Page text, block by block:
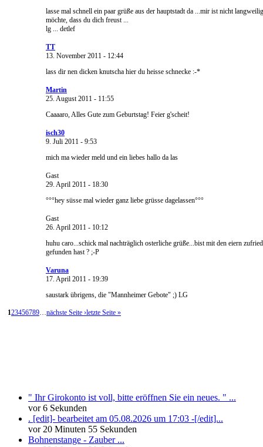
lasse mal schnell ein paar grüße aus der hauptstadt da ...mir ist nicht
möchte, dass du dich freust ...
lg ... detlef
TT
13. November 2011 - 12:44
lass dir nen dicken knutscha hier du heisse schnecke :-*
Martin
25. August 2011 - 11:55
Caaaaro, Alles Gute zum Geburtstag! Feier g'scheit!
isch30
9. Juli 2011 - 9:53
mich ma wieder meld und ein liebes hallo da las
Gast
29. April 2011 - 18:30
°°°hey süsse mal wieder ganz liebe grüsse dagelassen°°°
Gast
26. April 2011 - 10:12
huhu caro...schick mal nachträglich osterliche grüße...bist mit den eiern
gefunden hast ? ;-P
Varuna
17. April 2011 - 19:39
saustark übrigens, die "Mannheimer Gebote" ;) LG
123456789…nächste Seite ›letzte Seite »
" Ihr Girokonto ist voll, bitte eröffnen Sie ein neues. " ...
vor 6 Sekunden
. [edit]- bearbeitet am 05.08.2026 um 17:03 -[/edit]...
vor 20 Minuten 55 Sekunden
Bohnenstange - Zauber ...